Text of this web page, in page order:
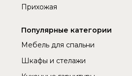
Прихожая
Популярные категории
Мебель для спальни
Шкафы и стелажи